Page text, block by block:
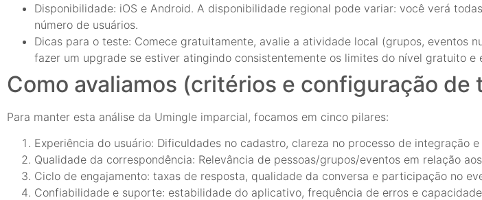
Disponibilidade: iOS e Android. A disponibilidade regional pode variar: você verá
número de usuários.
Dicas para o teste: Comece gratuitamente, avalie a atividade local (grupos, eventos
fazer um upgrade se estiver atingindo consistentemente os limites do nível gratuito
Como avaliamos (critérios e configuração de
Para manter esta análise da Umingle imparcial, focamos em cinco pilares:
Experiência do usuário: Dificuldades no cadastro, clareza no processo de integração
Qualidade da correspondência: Relevância de pessoas/grupos/eventos em relação
Ciclo de engajamento: taxas de resposta, qualidade da conversa e participação no
Confiabilidade e suporte: estabilidade do aplicativo, frequência de erros e